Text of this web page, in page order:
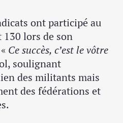
ont participé au
lors de son
Ce succès, c’est le vôtre
soulignant
des militants mais
des fédérations et